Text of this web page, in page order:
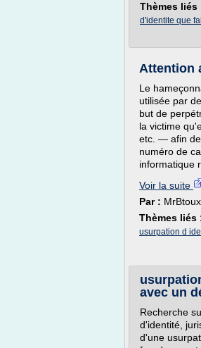
Thèmes liés
d'identite que
Attention
Le
utilisée par
but de
la victime
etc. — afin de
numéro de
informatique
Voir la suite
Par :
Thèmes liés
usurpation d
avec un
Recherche
d'identité,
d'une